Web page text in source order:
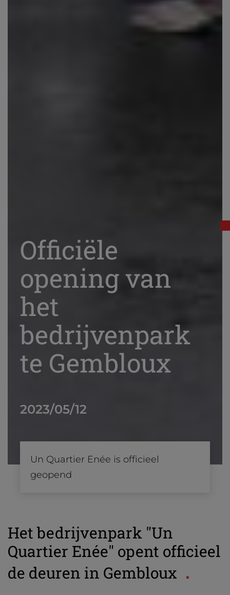
Officiële
opening van
het
bedrijvenpark
te Gembloux
2023/05/12
Un Quartier Enée is officieel
geopend
Het bedrijvenpark "Un
Quartier Enée" opent officieel
de deuren in Gembloux